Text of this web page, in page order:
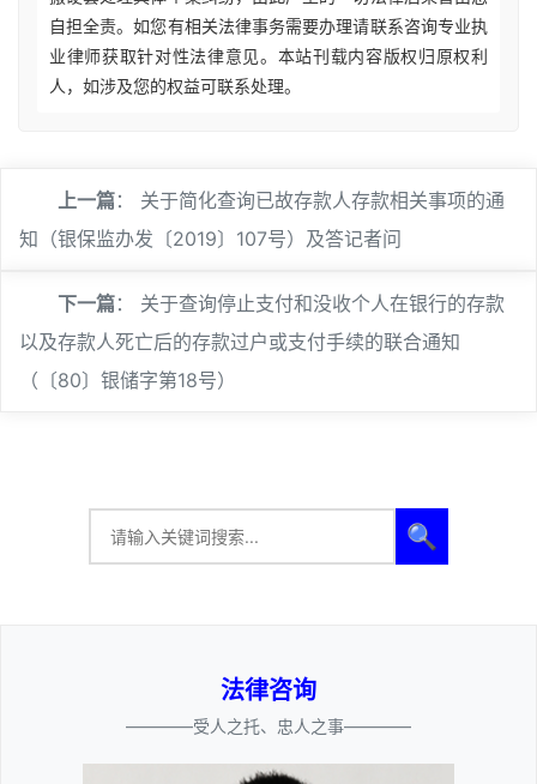
自担全责。如您有相关法律事务需要办理请联系咨询专业执
业律师获取针对性法律意见。本站刊载内容版权归原权利
人，如涉及您的权益可联系处理。
上一篇： 关于简化查询已故存款人存款相关事项的通
知（银保监办发〔2019〕107号）及答记者问
下一篇： 关于查询停止支付和没收个人在银行的存款
以及存款人死亡后的存款过户或支付手续的联合通知
（〔80〕银储字第18号）
🔍
法律咨询
————受人之托、忠人之事————